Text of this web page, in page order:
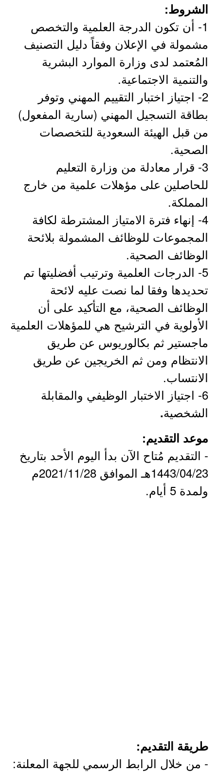
الشروط:
1- أن تكون الدرجة العلمية والتخصص
مشمولة في الإعلان وفقاً دليل التصنيف
المُعتمد لدى وزارة الموارد البشرية
والتنمية الاجتماعية.
2- اجتياز اختبار التقييم المهني وتوفر
بطاقة التسجيل المهني (سارية المفعول)
من قبل الهيئة السعودية للتخصصات
الصحية.
3- قرار معادلة من وزارة التعليم
للحاصلين على مؤهلات علمية من خارج
المملكة.
4- إنهاء فترة الامتياز المشترطة لكافة
المجموعات للوظائف المشمولة بلائحة
الوظائف الصحية.
5- الدرجات العلمية وترتيب أفضليتها تم
تحديدها وفقا لما نصت عليه لائحة
الوظائف الصحية، مع التأكيد على أن
الأولوية في الترشيح هي للمؤهلات العلمية
ماجستير ثم بكالوريوس عن طريق
الانتظام ومن ثم الخريجين عن طريق
الانتساب.
6- اجتياز الاختبار الوظيفي والمقابلة
الشخصية.
موعد التقديم:
- التقديم مُتاح الآن بدأ اليوم الأحد بتاريخ
1443/04/23هـ الموافق 2021/11/28م
ولمدة 5 أيام.
طريقة التقديم:
- من خلال الرابط الرسمي للجهة المعلنة: